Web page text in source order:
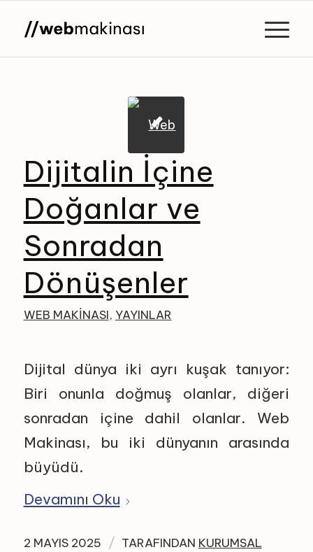
Dijitalin İçine
Doğanlar ve
Sonradan
Dönüşenler
WEB MAKINASI, YAYINLAR
Dijital dünya iki ayrı kuşak tanıyor:
Biri onunla doğmuş olanlar, diğeri
sonradan içine dahil olanlar. Web
Makinası, bu iki dünyanın arasında
büyüdü.
Devamını Oku
2 MAYIS 2025 / TARAFINDAN KURUMSAL